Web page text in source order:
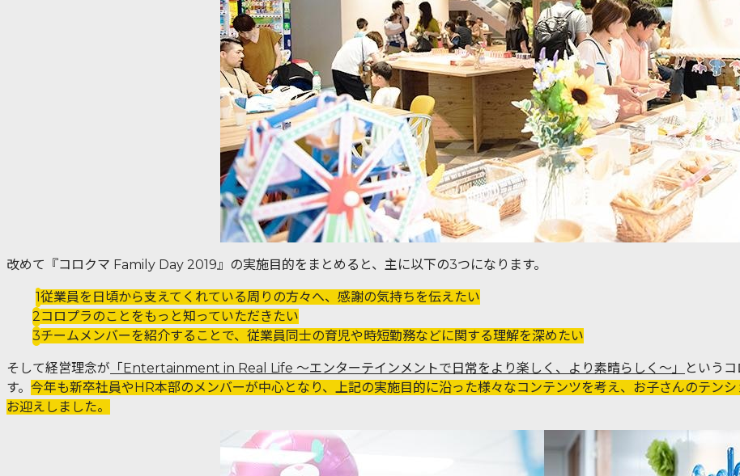
改めて『コロクマ Family Day 2019』の実施目的をまとめると、主に以下の3つになります。
従業員を日頃から支えてくれている周りの方々へ、感謝の気持ちを伝えたい
コロプラのことをもっと知っていただきたい
チームメンバーを紹介することで、従業員同士の育児や時短勤務などに関する理解を深めたい
そして経営理念が 「Entertainment in Real Life 〜エンターテインメントで日常をより楽しく、より素晴らしく〜」
という
す。 今年も新卒社員やHR本部のメンバーが中心となり、上記の実施目的に沿った様々なコンテンツを考え、お子さんのテン
お迎えしました。